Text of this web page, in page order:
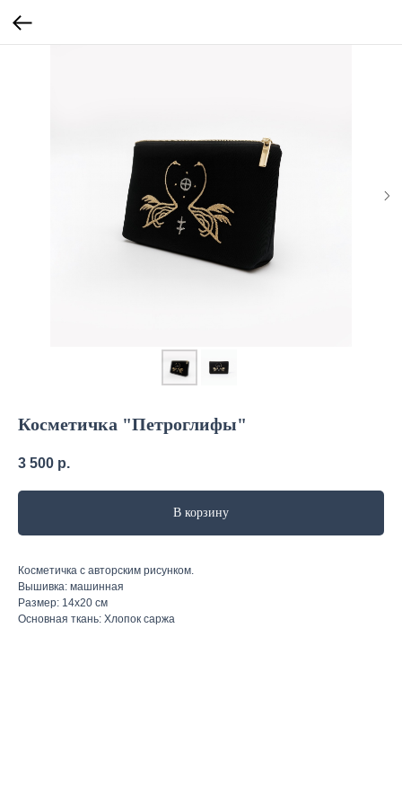
Косметичка "Петроглифы"
3 500 р.
В корзину
Косметичка с авторским рисунком.
Вышивка: машинная
Размер: 14х20 см
Основная ткань: Хлопок саржа